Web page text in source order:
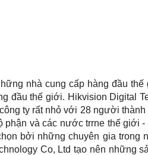
nhà cung cấp hàng đầu
đầu thế giới. Hikvision Digital
ty rất nhỏ với 28 người
và các nước trrne thế giới -
bởi những chuyên gia trong
Co, Ltd tạo nên những